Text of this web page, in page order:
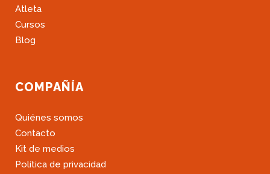
Atleta
Cursos
Blog
COMPAÑÍA
Quiénes somos
Contacto
Kit de medios
Política de privacidad